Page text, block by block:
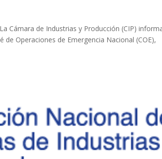
Cámara de Industrias y Producción (CIP)
Operaciones de Emergencia Nacional (COE),